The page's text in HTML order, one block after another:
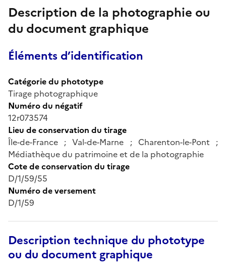
Description de la photographie ou
du document graphique
Éléments d’identification
Catégorie du phototype
Tirage photographique
Numéro du négatif
12r073574
Lieu de conservation du tirage
Île-de-France ; Val-de-Marne ; Charenton-le-Pont ;
Médiathèque du patrimoine et de la photographie
Cote de conservation du tirage
D/1/59/55
Numéro de versement
D/1/59
Description technique du phototype
ou du document graphique